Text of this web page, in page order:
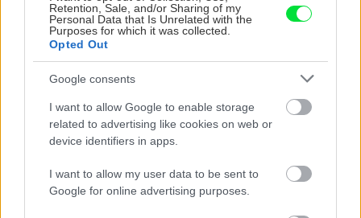
Retention, Sale, and/or Sharing of my
Personal Data that Is Unrelated with the
Purposes for which it was collected.
Opted Out
Google consents
I want to allow Google to enable storage
related to advertising like cookies on web or
device identifiers in apps.
I want to allow my user data to be sent to
Google for online advertising purposes.
nepoznanie: Keď
vojdete dnu, zabudnete,
že nie ste v Toskánsku
Slovák sa nebál a v
Čičmanoch si postavil
duchu tradícií